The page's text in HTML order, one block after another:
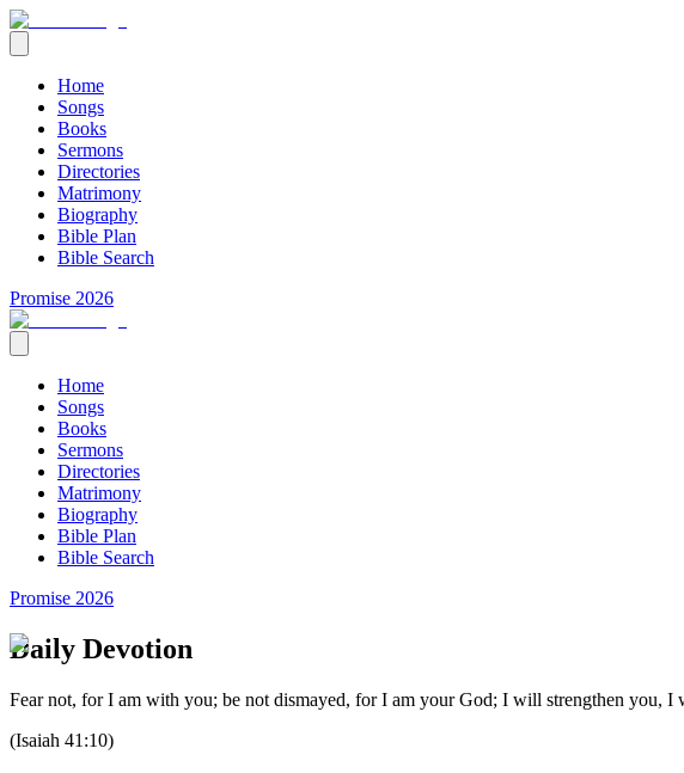
Home
Songs
Books
Sermons
Directories
Matrimony
Biography
Bible Plan
Bible Search
Promise 2026
Home
Songs
Books
Sermons
Directories
Matrimony
Biography
Bible Plan
Bible Search
Promise 2026
Daily Devotion
Fear not, for I am with you; be not dismayed, for I am your God; I will strengthen you,
(Isaiah 41:10)